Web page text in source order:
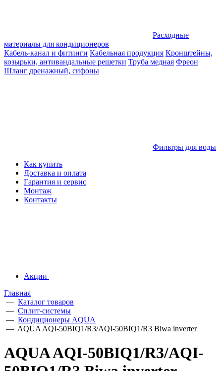
Расходные
материалы для кондиционеров
Кабель-канал и фитинги Кабельная продукция Кронштейны,
козырьки, антивандальные решетки Труба медная Фреон
Шланг дренажный, сифоны
Фильтры для воды
Как купить
Доставка и оплата
Гарантия и сервис
Монтаж
Контакты
Акции
Главная
— Каталог товаров
— Сплит-системы
— Кондиционеры AQUA
— AQUA AQI-50BIQ1/R3/AQI-50BIQ1/R3 Biwa inverter
AQUA AQI-50BIQ1/R3/AQI-